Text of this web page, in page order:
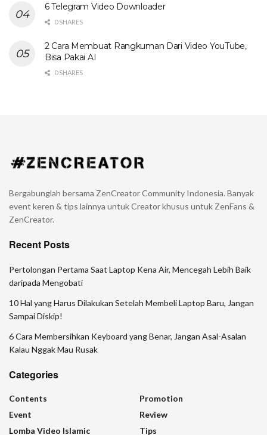
6 Telegram Video Downloader
0 SHARES
2 Cara Membuat Rangkuman Dari Video YouTube,
Bisa Pakai AI
0 SHARES
Bergabunglah bersama ZenCreator Community Indonesia. Banyak
event keren & tips lainnya untuk Creator khusus untuk ZenFans &
ZenCreator.
Recent Posts
Pertolongan Pertama Saat Laptop Kena Air, Mencegah Lebih Baik
daripada Mengobati
10 Hal yang Harus Dilakukan Setelah Membeli Laptop Baru, Jangan
Sampai Diskip!
6 Cara Membersihkan Keyboard yang Benar, Jangan Asal-Asalan
Kalau Nggak Mau Rusak
Categories
Contents
Event
Lomba Video Islamic
Promotion
Review
Tips